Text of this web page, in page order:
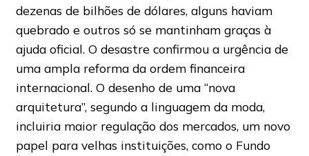
dezenas de bilhões de dólares, alguns haviam
quebrado e outros só se mantinham graças à
ajuda oficial. O desastre confirmou a urgência de
uma ampla reforma da ordem financeira
internacional. O desenho de uma “nova
arquitetura”, segundo a linguagem da moda,
incluiria maior regulação dos mercados, um novo
papel para velhas instituições, como o Fundo